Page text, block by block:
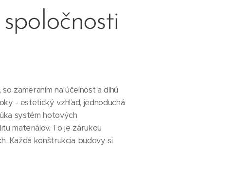
zameraním na účelnosť a dlhú
- estetický vzhľad, jednoduchá
systém hotových
materiálov. To je zárukou
Každá konštrukcia budovy si